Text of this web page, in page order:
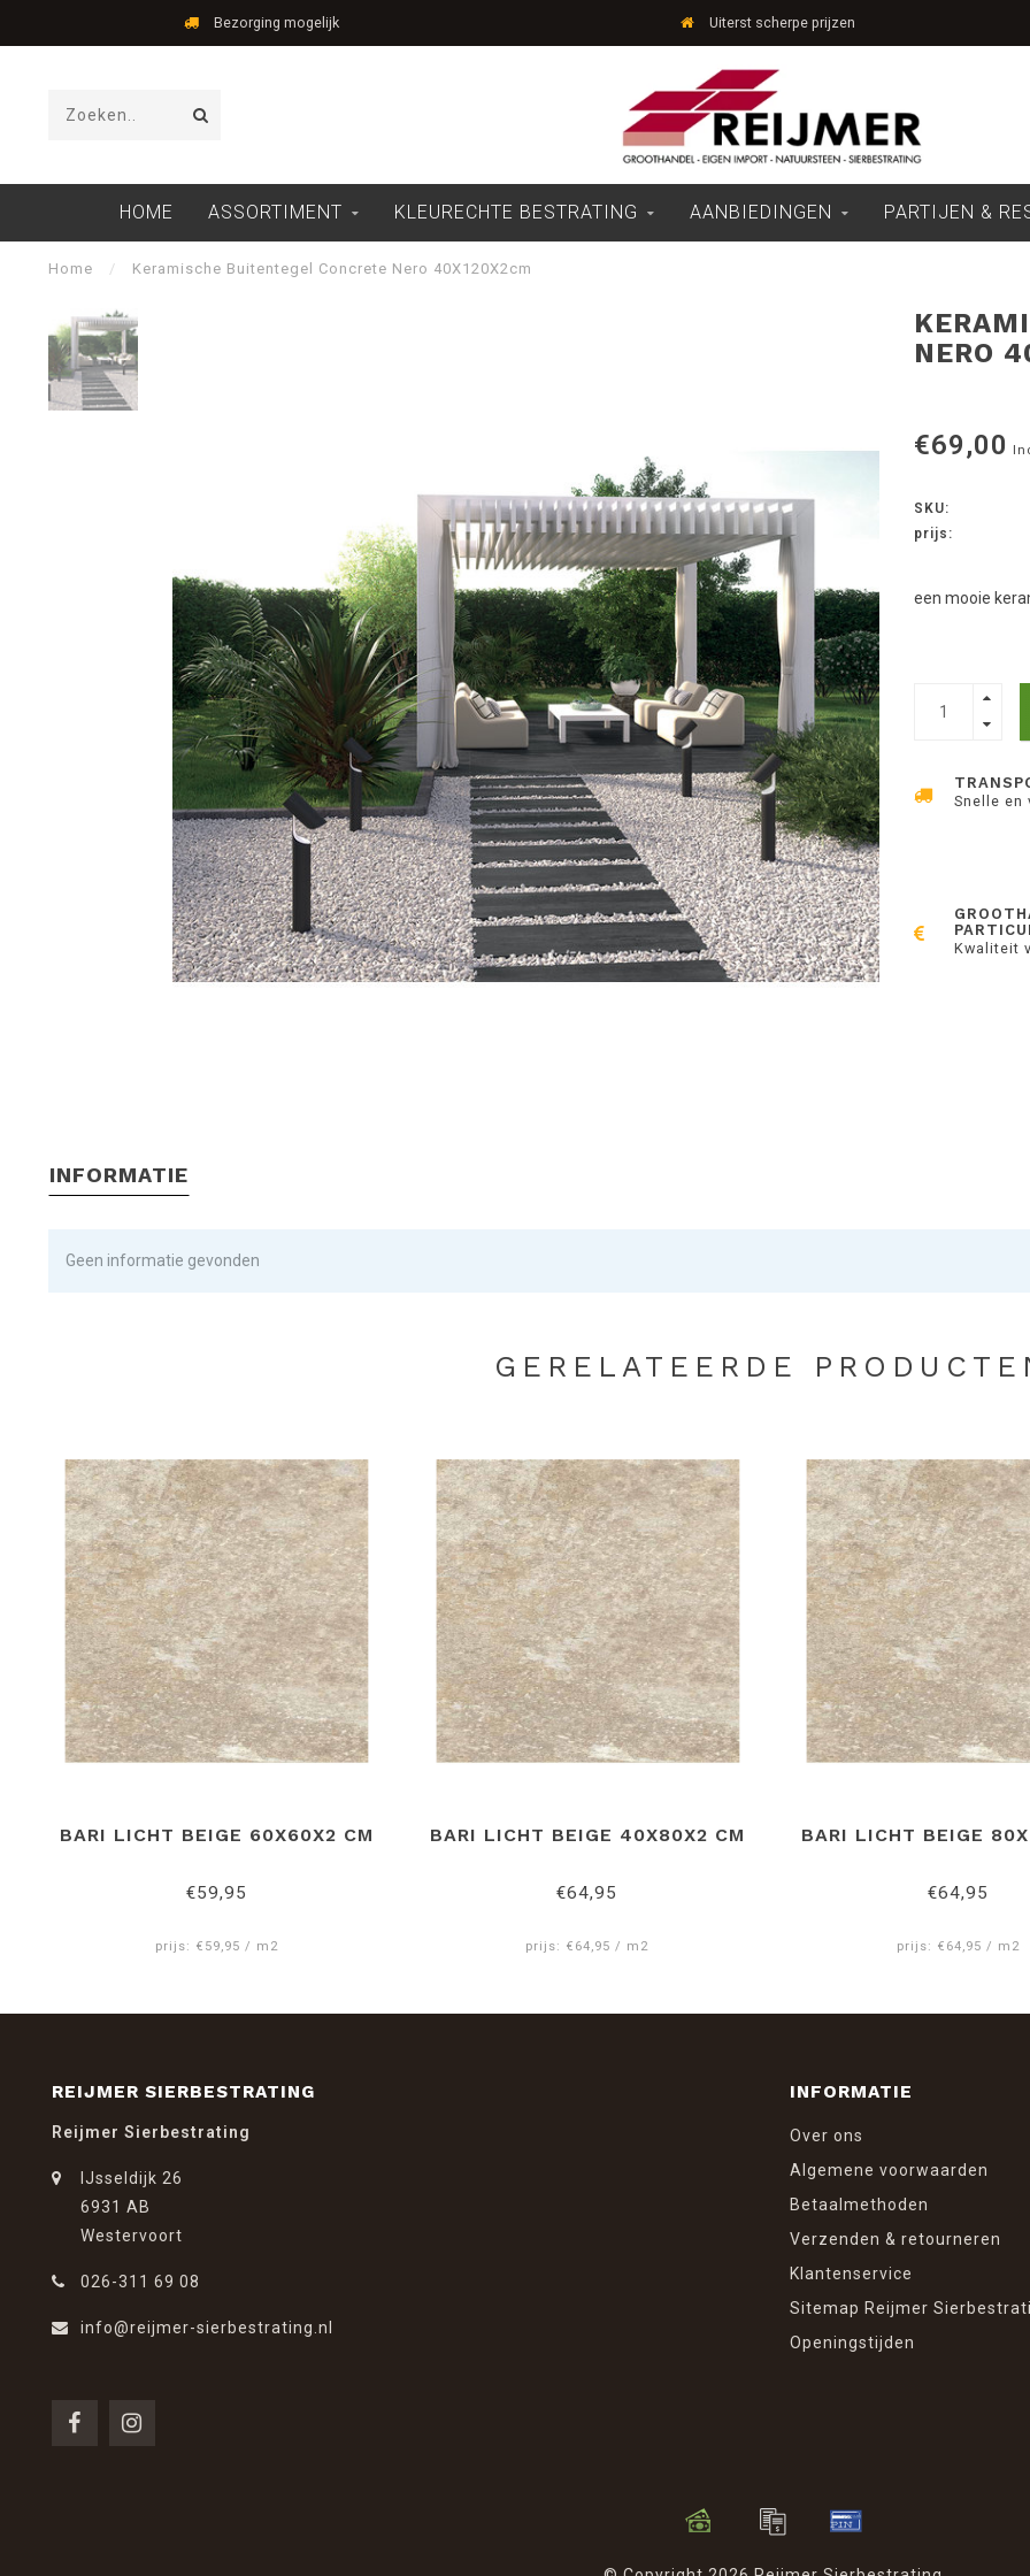
Bezorging mogelijk Uiterst scherpe prijzen
HOME ASSORTIMENT KLEURECHTE BESTRATING AANBIEDINGEN PARTIJEN &
Home / Keramische Buitentegel Concrete Nero 40X120X2cm
NERO
€69,00
SKU:
prijs:
een mooie
Snelle en
Kwaliteit
INFORMATIE
Geen informatie gevonden
GERELATEERDE
BARI LICHT BEIGE 60X60X2 CM
€59,95
prijs: €59,95 / m2
BARI LICHT BEIGE 40X80X2 CM
€64,95
prijs: €64,95 / m2
BARI LICHT BEIGE
€64,95
prijs: €64,95 / m2
REIJMER SIERBESTRATING
Reijmer Sierbestrating
IJsseldijk 26
6931 AB
Westervoort
026-311 69 08
info@reijmer-sierbestrating.nl
INFORMATIE
Over ons
Algemene voorwaarden
Betaalmethoden
Verzenden & retourneren
Klantenservice
Sitemap Reijmer
Openingstijden